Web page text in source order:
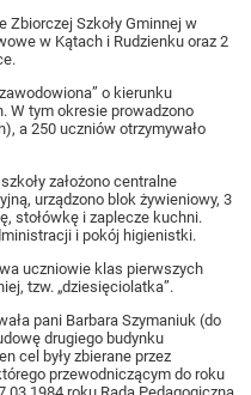
Zbiorczej Szkoły Gminnej w
w Kątach i Rudzienku oraz 2
o kierunku
W tym okresie prowadzono
a 250 uczniów otrzymywało
założono centralne
urządzono blok żywieniowy, 3
stołówkę i zaplecze kuchni.
i pokój higienistki.
uczniowie klas pierwszych
tzw. „dziesięciolatka”.
pani Barbara Szymaniuk (do
drugiego budynku
cel były zbierane przez
przewodniczącym do roku